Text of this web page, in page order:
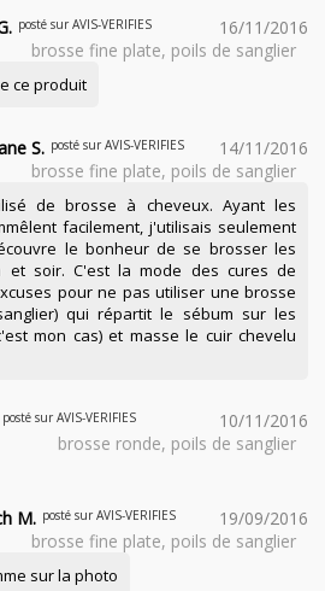
posté sur AVIS-VERIFIES
16/11/2016
brosse fine plate, poils de sanglier
ce produit
S. posté sur AVIS-VERIFIES
14/11/2016
brosse fine plate, poils de sanglier
de brosse à cheveux. Ayant les
facilement, j'utilisais seulement
le bonheur de se brosser les
et soir. C'est la mode des cures de
pour ne pas utiliser une brosse
qui répartit le sébum sur les
mon cas) et masse le cuir chevelu
posté sur AVIS-VERIFIES
10/11/2016
brosse ronde, poils de sanglier
M. posté sur AVIS-VERIFIES
19/09/2016
brosse fine plate, poils de sanglier
sur la photo